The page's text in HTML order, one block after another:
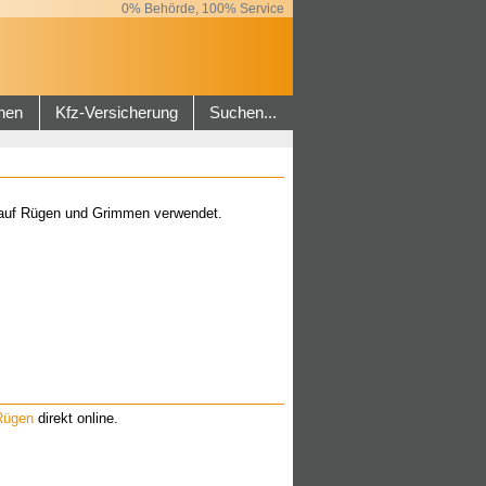
0% Behörde, 100% Service
Kfz-Versicherung Suchen...
Rügen und Grimmen verwendet.
direkt online.